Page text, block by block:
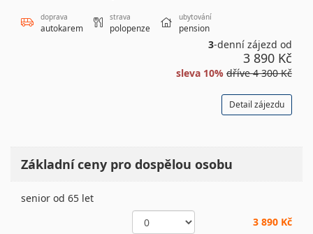
doprava
autokarem
strava
polopenze
ubytování
pension
3-denní zájezd od
3 890 Kč
sleva 10% dříve4 300 Kč
Detail zájezdu
Základní ceny pro dospělou osobu
senior od 65 let
3 890 Kč